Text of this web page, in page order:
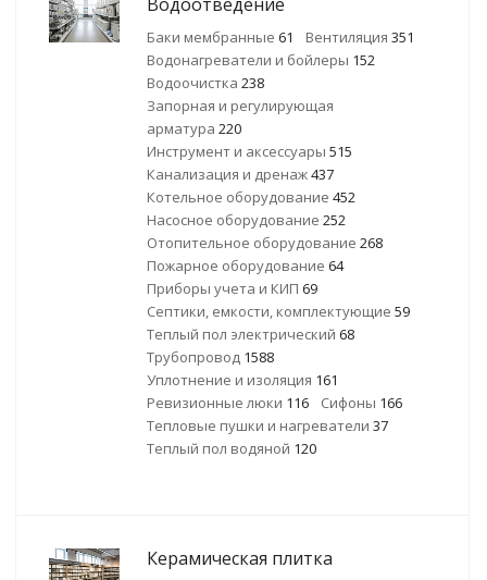
Баки мембранные 61 Вентиляция 351
Водонагреватели и бойлеры 152
Водоочистка 238
Запорная и регулирующая
арматура 220
Инструмент и аксессуары 515
Канализация и дренаж437
Котельное оборудование 452
Насосное оборудование 252
Отопительное оборудование 268
Пожарное оборудование 64
Приборы учета и КИП 69
Септики, емкости, комплектующие 59
Теплый пол электрический 68
Трубопровод 1588
Уплотнение и изоляция 161
Ревизионные люки 116 Сифоны 166
Тепловые пушки и нагреватели 37
Теплый пол водяной 120
Керамическая плитка